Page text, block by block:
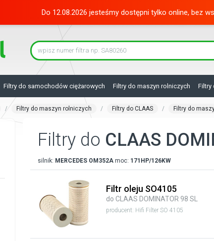
Do 12.08.2026 jesteśmy dostępni tylko online, bez
Filtry do samochodów ciężarowych Filtry do maszyn rolniczych Filtry
Filtry do maszyn rolniczych Filtry do CLAAS Filtry do
Filtry do CLAAS
silnik: MERCEDES OM352A moc: 171HP/126KW
Filtr oleju SO4105
do CLAAS DOMINATOR 98 SL
producent: Hifi Filter SO 4105